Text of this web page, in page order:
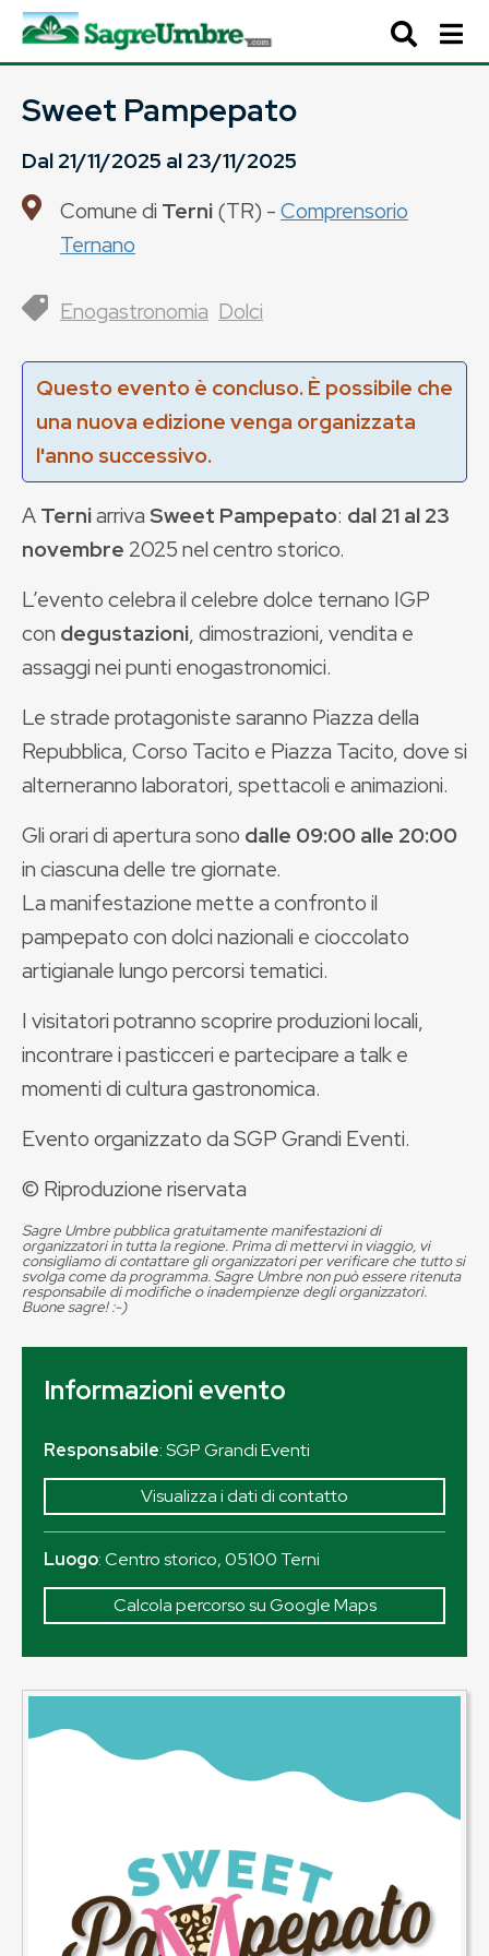
Sweet Pampepato
Dal21/11/2025 al23/11/2025
Comune di Terni(TR) -Comprensorio
Ternano
Enogastronomia Dolci
Questo evento è concluso. È possibile che
una nuova edizione venga organizzata
l'anno successivo.
ATerniarrivaSweet Pampepato: dal 21 al 23
novembre 2025 nel centro storico.
L’evento celebra il celebre dolce ternano IGP
con degustazioni, dimostrazioni, vendita e
assaggi nei punti enogastronomici.
Le strade protagoniste saranno Piazza della
Repubblica, Corso Tacito e Piazza Tacito, dove si
alterneranno laboratori, spettacoli e animazioni.
Gli orari di apertura sono dalle 09:00 alle 20:00
in ciascuna delle tre giornate.
La manifestazione mette a confronto il
pampepato con dolci nazionali e cioccolato
artigianale lungo percorsi tematici.
I visitatori potranno scoprire produzioni locali,
incontrare i pasticceri e partecipare a talk e
momenti di cultura gastronomica.
Evento organizzato da SGP Grandi Eventi.
© Riproduzione riservata
Sagre Umbre pubblica gratuitamente manifestazioni di
organizzatori in tutta la regione. Prima di mettervi in viaggio, vi
consigliamo di contattare gli organizzatori per verificare che tutto si
svolga come da programma. Sagre Umbre non può essere ritenuta
responsabile di modifiche o inadempienze degli organizzatori.
Buone sagre! :-)
Informazioni evento
Responsabile: SGP Grandi Eventi
Visualizza i dati di contatto
Luogo:Centro storico,05100 Terni
Calcola percorso su Google Maps